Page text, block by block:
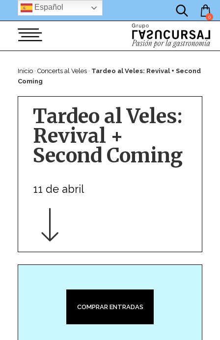
contenido
0
Inicio · Concerts al Veles · Tardeo al Veles: Revival + Second
Coming
Tardeo al Veles:
Revival +
Second Coming
11 de abril
COMPRAR ENTRADAS
Español